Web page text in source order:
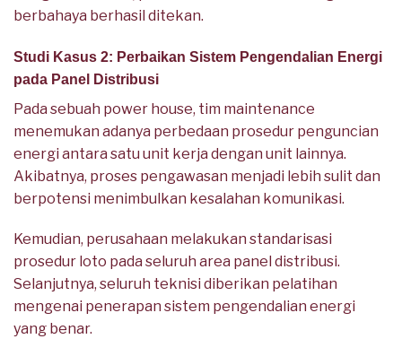
berbahaya berhasil ditekan.
Studi Kasus 2: Perbaikan Sistem Pengendalian Energi
pada Panel Distribusi
Pada sebuah power house, tim maintenance
menemukan adanya perbedaan prosedur penguncian
energi antara satu unit kerja dengan unit lainnya.
Akibatnya, proses pengawasan menjadi lebih sulit dan
berpotensi menimbulkan kesalahan komunikasi.
Kemudian, perusahaan melakukan standarisasi
prosedur loto pada seluruh area panel distribusi.
Selanjutnya, seluruh teknisi diberikan pelatihan
mengenai penerapan sistem pengendalian energi
yang benar.